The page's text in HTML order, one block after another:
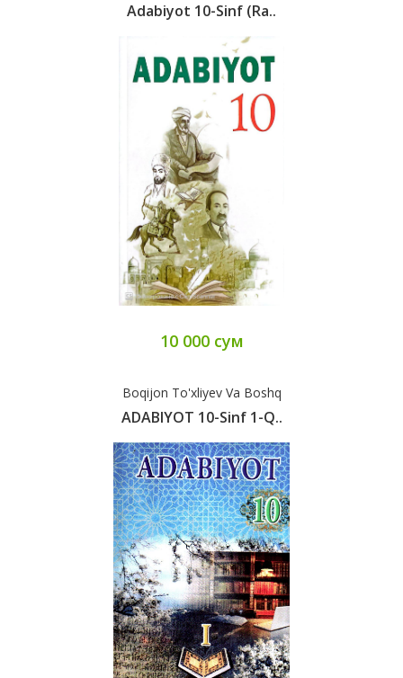
Adabiyot 10-Sinf (ra..
10 000 сум
Boqijon To'xliyev Va Boshq
ADABIYOT 10-Sinf 1-Q..